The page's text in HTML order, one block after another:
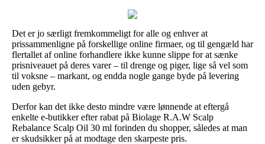
Det er jo særligt fremkommeligt for alle og enhver at
prissammenligne på forskellige online firmaer, og til gengæld har
flertallet af online forhandlere ikke kunne slippe for at sænke
prisniveauet på deres varer – til drenge og piger, lige så vel som
til voksne – markant, og endda nogle gange byde på levering
uden gebyr.
Derfor kan det ikke desto mindre være lønnende at eftergå
enkelte e-butikker efter rabat på Biolage R.A.W Scalp
Rebalance Scalp Oil 30 ml forinden du shopper, således at man
er skudsikker på at modtage den skarpeste pris.